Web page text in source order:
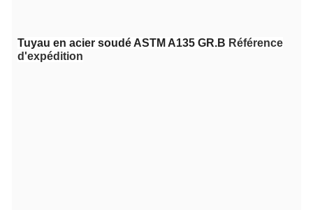
Tuyau en acier soudé ASTM A135 GR.B Référence
d'expédition